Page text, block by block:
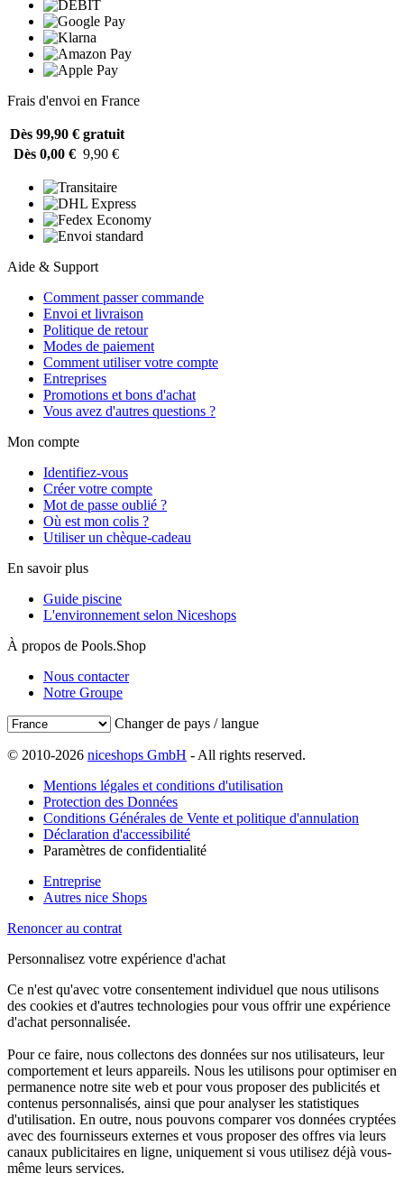
Frais d'envoi en France
Dès 99,90 € gratuit
Dès 0,00 € 9,90 €
Aide & Support
Comment passer commande
Envoi et livraison
Politique de retour
Modes de paiement
Comment utiliser votre compte
Entreprises
Promotions et bons d'achat
Vous avez d'autres questions ?
Mon compte
Identifiez-vous
Créer votre compte
Mot de passe oublié ?
Où est mon colis ?
Utiliser un chèque-cadeau
En savoir plus
Guide piscine
L'environnement selon Niceshops
À propos de Pools.Shop
Nous contacter
Notre Groupe
Changer de pays / langue
© 2010-2026 niceshops GmbH - All rights reserved.
Mentions légales et conditions d'utilisation
Protection des Données
Conditions Générales de Vente et politique d'annulation
Déclaration d'accessibilité
Paramètres de confidentialité
Entreprise
Autres nice Shops
Renoncer au contrat
Personnalisez votre expérience d'achat
Ce n'est qu'avec votre consentement individuel que nous utilisons
des cookies et d'autres technologies pour vous offrir une expérience
d'achat personnalisée.
Pour ce faire, nous collectons des données sur nos utilisateurs, leur
comportement et leurs appareils. Nous les utilisons pour optimiser en
permanence notre site web et pour vous proposer des publicités et
contenus personnalisés, ainsi que pour analyser les statistiques
d'utilisation. En outre, nous pouvons comparer vos données cryptées
avec des fournisseurs externes et vous proposer des offres via leurs
canaux publicitaires en ligne, uniquement si vous utilisez déjà vous-
même leurs services.